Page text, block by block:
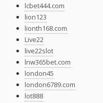
lcbet444.com
lion123
lionth168.com
Live22
live22slot
lnw365bet.com
london45
london6789.com
lot888